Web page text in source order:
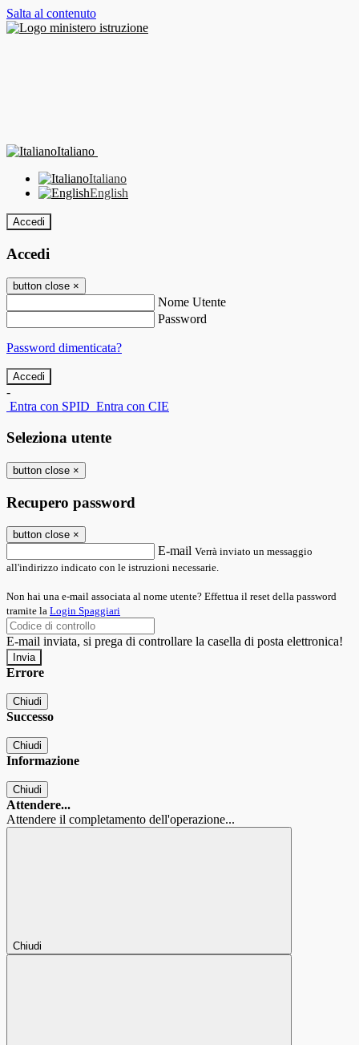
Salta al contenuto
Italiano
Italiano
English
Accedi
Accedi
button close ×
Nome Utente
Password
Password dimenticata?
-
Entra con SPID Entra con CIE
Seleziona utente
button close ×
Recupero password
button close ×
E-mail Verrà inviato un messaggio
all'indirizzo indicato con le istruzioni necessarie.
Non hai una e-mail associata al nome utente? Effettua il reset della password
tramite la Login Spaggiari
E-mail inviata, si prega di controllare la casella di posta elettronica!
Errore
Chiudi
Successo
Chiudi
Informazione
Chiudi
Attendere...
Attendere il completamento dell'operazione...
Chiudi